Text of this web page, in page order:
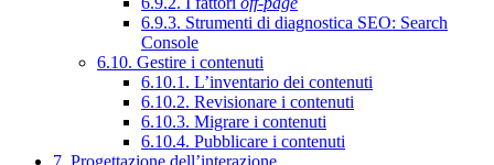
6.9.3. Strumenti di diagnostica SEO: Search
Console
6.10. Gestire i contenuti
6.10.1. L’inventario dei contenuti
6.10.2. Revisionare i contenuti
6.10.3. Migrare i contenuti
6.10.4. Pubblicare i contenuti
7. Progettazione dell’interazione